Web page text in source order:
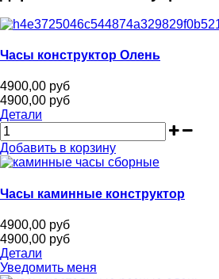
Часы конструктор Олень
4900,00 руб
4900,00 руб
Детали
Добавить в корзину
Часы каминные конструктор
4900,00 руб
4900,00 руб
Детали
Уведомить меня